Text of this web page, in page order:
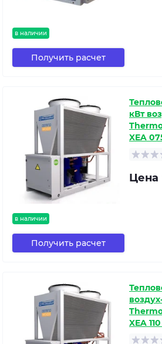
в наличии
Получить расчет
в наличии
кВт
XEA
Цена
Получить расчет
XEA